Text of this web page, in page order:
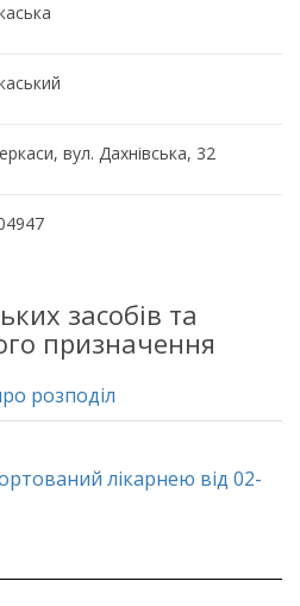
вул. Дахнівська, 32
засобів та
призначення
розподіл
лікарнею від 02-